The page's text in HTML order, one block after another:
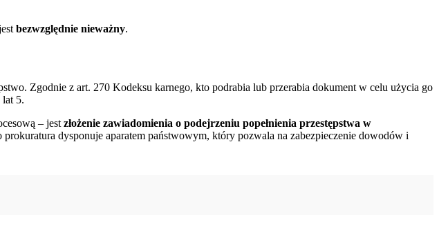
bezwzględnie nieważny.
Zgodnie z art. 270 Kodeksu karnego, kto podrabia lub przerabia dokument w celu użycia go
5.
– jest złożenie zawiadomienia o podejrzeniu popełnienia przestępstwa w
dysponuje aparatem państwowym, który pozwala na zabezpieczenie dowodów i